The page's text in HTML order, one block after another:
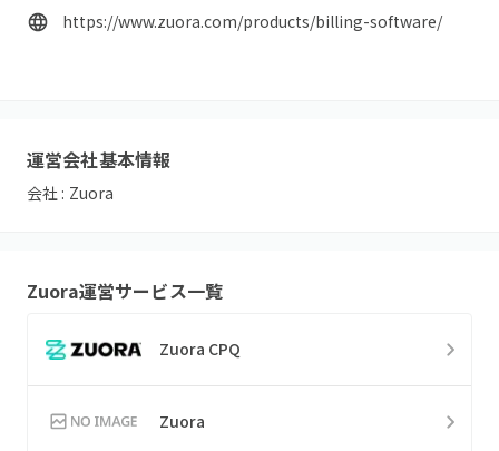
https://www.zuora.com/products/billing-software/
運営会社基本情報
会社 : Zuora
Zuora運営サービス一覧
Zuora CPQ
Zuora